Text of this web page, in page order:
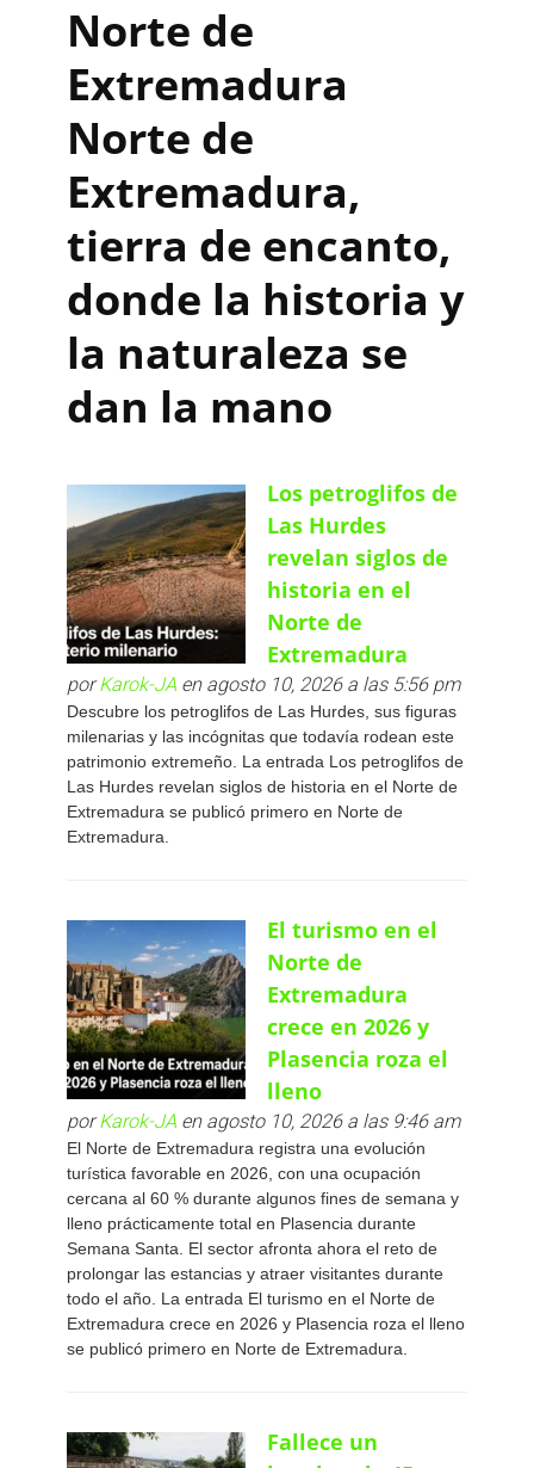
Norte de
Extremadura
Norte de
Extremadura,
tierra de encanto,
donde la historia y
la naturaleza se
dan la mano
Los petroglifos de
Las Hurdes
revelan siglos de
historia en el
Norte de
Extremadura
porKarok-JAen agosto 10, 2026 a las 5:56 pm
Descubre los petroglifos de Las Hurdes, sus figuras
milenarias y las incógnitas que todavía rodean este
patrimonio extremeño. La entrada Los petroglifos de
Las Hurdes revelan siglos de historia en el Norte de
Extremadura se publicó primero en Norte de
Extremadura.
El turismo en el
Norte de
Extremadura
crece en 2026 y
Plasencia roza el
lleno
porKarok-JAen agosto 10, 2026 a las 9:46 am
El Norte de Extremadura registra una evolución
turística favorable en 2026, con una ocupación
cercana al 60 % durante algunos fines de semana y
lleno prácticamente total en Plasencia durante
Semana Santa. El sector afronta ahora el reto de
prolongar las estancias y atraer visitantes durante
todo el año. La entrada El turismo en el Norte de
Extremadura crece en 2026 y Plasencia roza el lleno
se publicó primero en Norte de Extremadura.
Fallece un